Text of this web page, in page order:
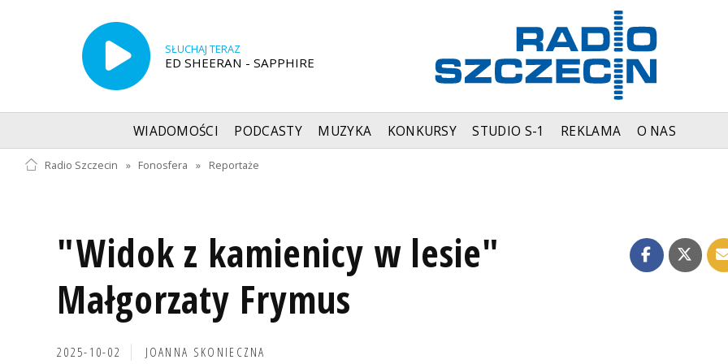
SŁUCHAJ TERAZ
ED SHEERAN - SAPPHIRE
WIADOMOŚCI PODCASTY MUZYKA KONKURSY STUDIO S-1 REKLAMA O NAS
Radio Szczecin » Fonosfera » Reportaże
"Widok z kamienicy w lesie"
Małgorzaty Frymus
2025-10-02 JOANNA SKONIECZNA